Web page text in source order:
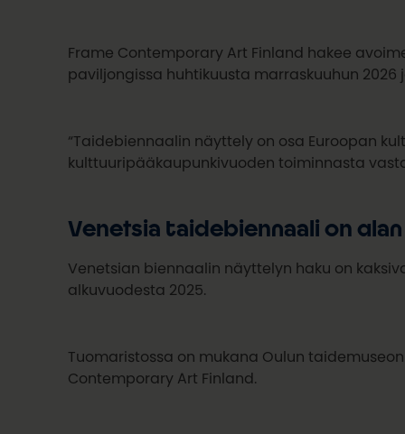
Frame Contemporary Art Finland hakee
paviljongissa huhtikuusta marraskuuhun
“Taidebiennaalin näyttely on osa Euroopan
kulttuuripääkaupunkivuoden toiminnasta
Venetsia taidebiennaali on
Venetsian biennaalin näyttelyn haku on
alkuvuodesta 2025.
Tuomaristossa on mukana Oulun
Contemporary Art Finland.